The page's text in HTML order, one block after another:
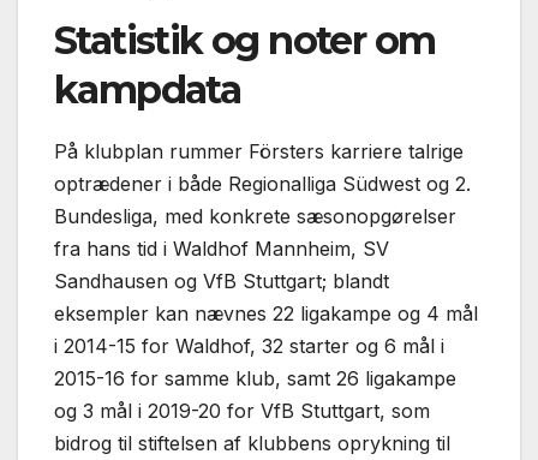
Statistik og noter om
kampdata
På klubplan rummer Försters karriere talrige
optrædener i både Regionalliga Südwest og 2.
Bundesliga, med konkrete sæsonopgørelser
fra hans tid i Waldhof Mannheim, SV
Sandhausen og VfB Stuttgart; blandt
eksempler kan nævnes 22 ligakampe og 4 mål
i 2014-15 for Waldhof, 32 starter og 6 mål i
2015-16 for samme klub, samt 26 ligakampe
og 3 mål i 2019-20 for VfB Stuttgart, som
bidrog til stiftelsen af klubbens oprykning til